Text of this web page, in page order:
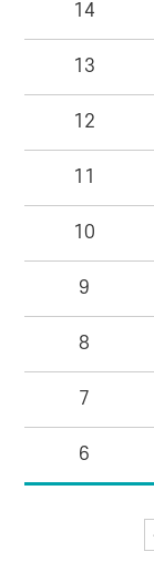
14
13
12
11
10
9
8
7
6